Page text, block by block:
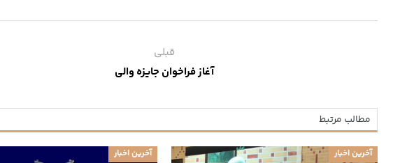
قبلی
آغاز فراخوان جایزه والی
مطالب مرتبط
آخرین اخبار آخرین اخبار